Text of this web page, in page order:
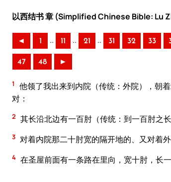
以西结书 章 (Simplified Chinese Bible: Lu
◄ 1 .. 11 .. 21 .. 31 32 33
47 48 ►
1
他领了我出来到内院（传统：外院），朝
对：
2 其长沿北边有一百肘（传统：到一百肘之
3 对着内院那二十肘宽的隔开地的、又对着
4 在圣屋前面有一条路在里向，宽十肘，长